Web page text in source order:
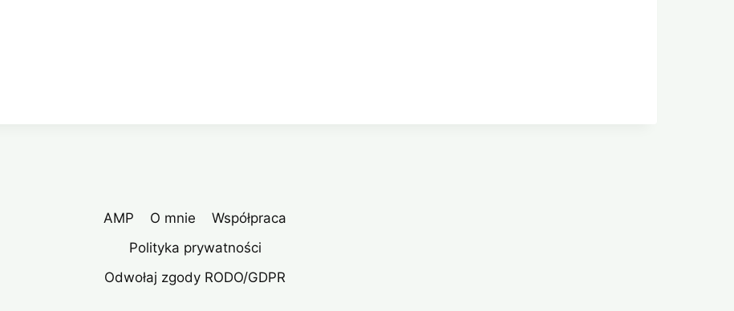
AMP O mnie
Współpraca
Polityka prywatności
Odwołaj zgody RODO/GDPR